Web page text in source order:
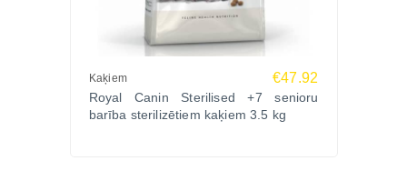
Kaķiem €47.92
Royal Canin Sterilised +7 senioru
barība sterilizētiem kaķiem 3.5 kg